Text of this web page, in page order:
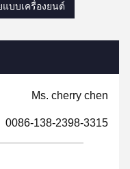
แบบเครื่องยนต์
Ms. cherry chen
0086-138-2398-3315